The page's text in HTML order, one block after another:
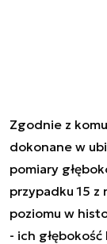
Zgodnie z
dokonane w
pomiary
przypadku 15 z
poziomu w
- ich